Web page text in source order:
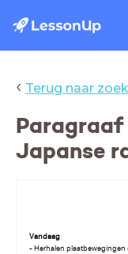
‹ Terug naar
Japanse
Vandaag
- Herhalen plaatbewegingen